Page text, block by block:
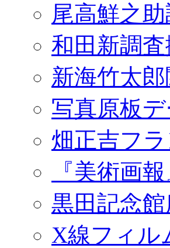
尾高鮮之
和田新調
新海竹太
写真原板
畑正吉フ
『美術画
黒田記念
X線フィル